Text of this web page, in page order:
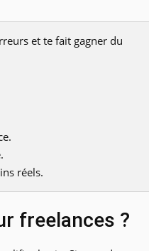
et te fait gagner du
réels.
freelances ?